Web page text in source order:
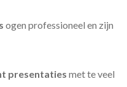
ogen professioneel en zijn
presentaties met te veel